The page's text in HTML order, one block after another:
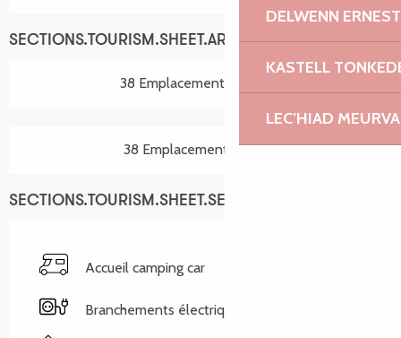
DELWENN
KASTELL
LEC’HIAD
SECTIONS.TOURISM.SHEET.ARRANGEMENT
38 Emplacement(s) locatif
38 Emplacement(s) nu(s)
SECTIONS.TOURISM.SHEET.SERVICES
Accueil camping car
Branchements électriques